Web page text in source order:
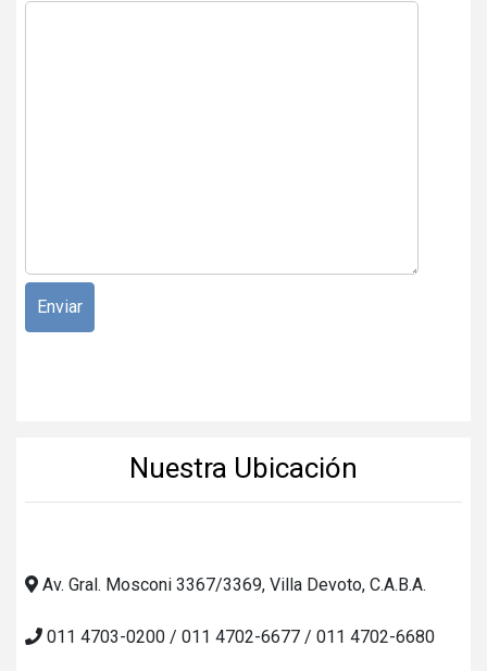
Nuestra Ubicación
Av. Gral. Mosconi 3367/3369, Villa Devoto, C.A.B.A.
011 4703-0200 / 011 4702-6677 / 011 4702-6680